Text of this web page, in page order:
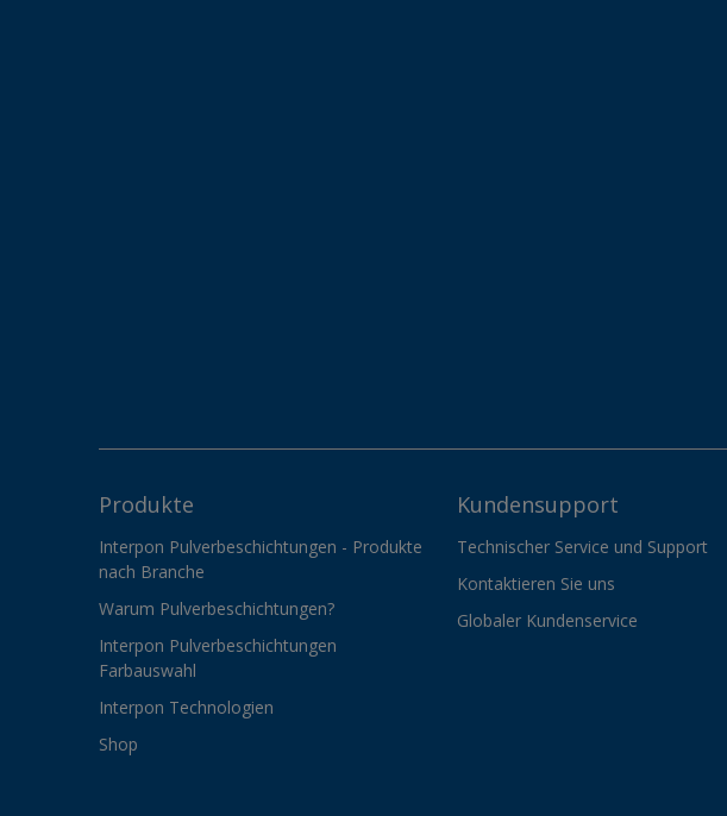
Produkte
Interpon Pulverbeschichtungen - Produkte
nach Branche
Warum Pulverbeschichtungen?
Interpon Pulverbeschichtungen
Farbauswahl
Interpon Technologien
Shop
Kundensupport
Technischer Service und Support
Kontaktieren Sie uns
Globaler Kundenservice